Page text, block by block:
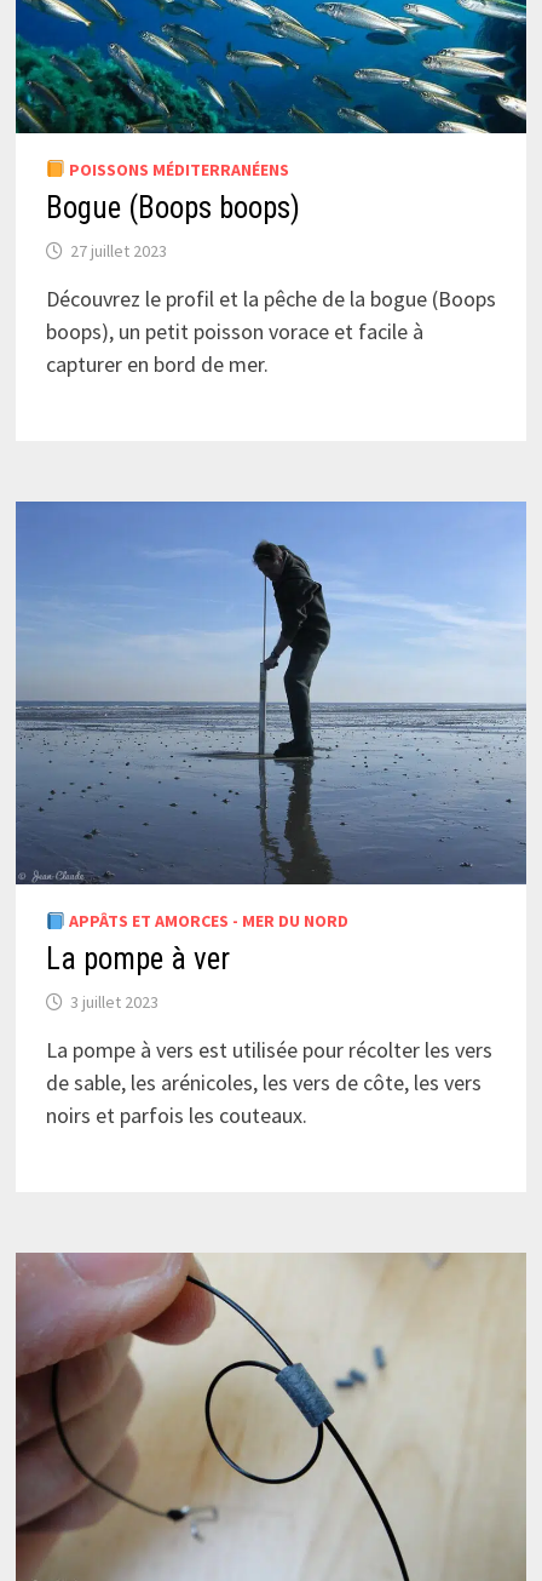
POISSONS MÉDITERRANÉENS
Bogue (Boops boops)
27 juillet 2023
Découvrez le profil et la pêche de la bogue (Boops
boops), un petit poisson vorace et facile à
capturer en bord de mer.
APPÂTS ET AMORCES - MER DU NORD
La pompe à ver
3 juillet 2023
La pompe à vers est utilisée pour récolter les vers
de sable, les arénicoles, les vers de côte, les vers
noirs et parfois les couteaux.